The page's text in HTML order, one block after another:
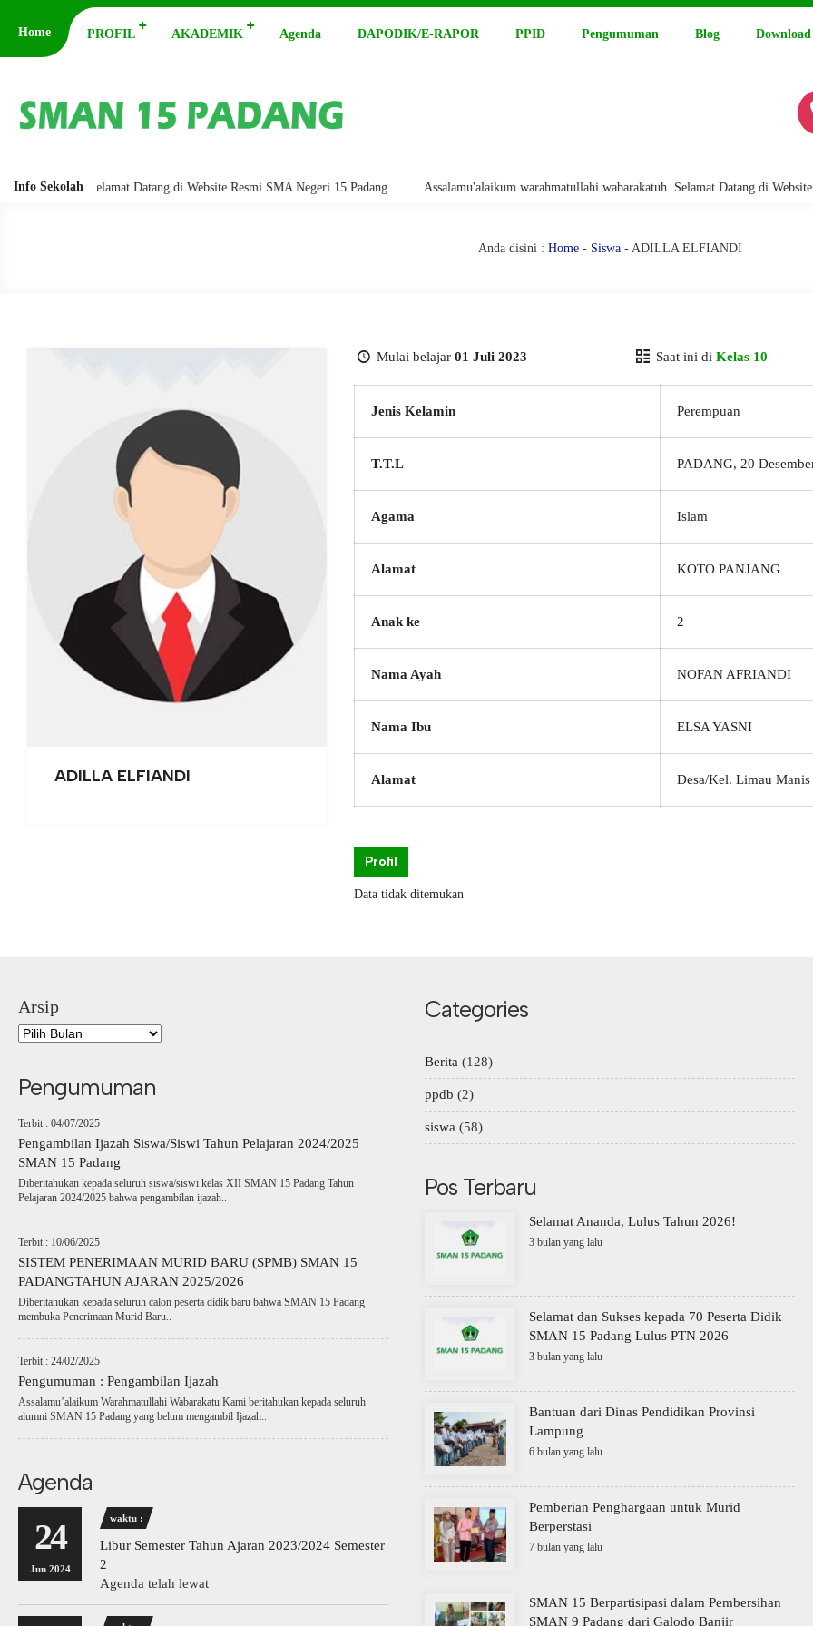
Home PROFIL AKADEMIK Agenda DAPODIK/E-RAPOR PPID Pengumuman Blog Download
Info SekolahSelamat Datang di Website Resmi SMA Negeri 15 Padang Assalamu'alaikum warahmatullahi wabarakatuh. Selamat Datang di Website
Anda disini : Home- Siswa- ADILLA ELFIANDI
ADILLA ELFIANDI
Mulai belajar 01 Juli 2023 Saat ini di Kelas 10
Jenis Kelamin Perempuan
T.T.L PADANG, 20
Agama Islam
Alamat KOTO PANJANG
Anak ke 2
Nama Ayah NOFAN AFRIANDI
Nama Ibu ELSA YASNI
Alamat Desa/Kel. Limau Manis
Profil
Data tidak ditemukan
Arsip
Pengumuman
Terbit : 04/07/2025
Pengambilan Ijazah Siswa/Siswi Tahun Pelajaran 2024/2025
SMAN 15 Padang
Diberitahukan kepada seluruh siswa/siswi kelas XII SMAN 15 Padang Tahun
Pelajaran 2024/2025 bahwa pengambilan ijazah..
Terbit : 10/06/2025
SISTEM PENERIMAAN MURID BARU (SPMB) SMAN 15
PADANGTAHUN AJARAN 2025/2026
Diberitahukan kepada seluruh calon peserta didik baru bahwa SMAN 15 Padang
membuka Penerimaan Murid Baru..
Terbit : 24/02/2025
Pengumuman : Pengambilan Ijazah
Assalamu’alaikum Warahmatullahi Wabarakatu Kami beritahukan kepada seluruh
alumni SMAN 15 Padang yang belum mengambil Ijazah..
Agenda
24
Jun 2024
waktu :
Libur Semester Tahun Ajaran 2023/2024 Semester
2
Agenda telah lewat
Categories
Berita (128)
ppdb (2)
siswa (58)
Pos Terbaru
Selamat Ananda, Lulus Tahun 2026!
3 bulan yang lalu
Selamat dan Sukses kepada 70 Peserta Didik
SMAN 15 Padang Lulus PTN 2026
3 bulan yang lalu
Bantuan dari Dinas Pendidikan Provinsi
Lampung
6 bulan yang lalu
Pemberian Penghargaan untuk Murid
Berperstasi
7 bulan yang lalu
SMAN 15 Berpartisipasi dalam Pembersihan
SMAN 9 Padang dari Galodo Banjir